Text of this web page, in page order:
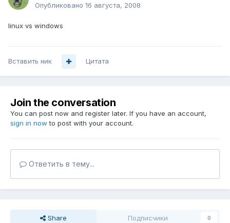
Опубликовано 16 августа, 2008
linux vs windows
Вставить ник Цитата
Join the conversation
You can post now and register later. If you have an account,
sign in now to post with your account.
Ответить в тему...
Share Подписчики 0